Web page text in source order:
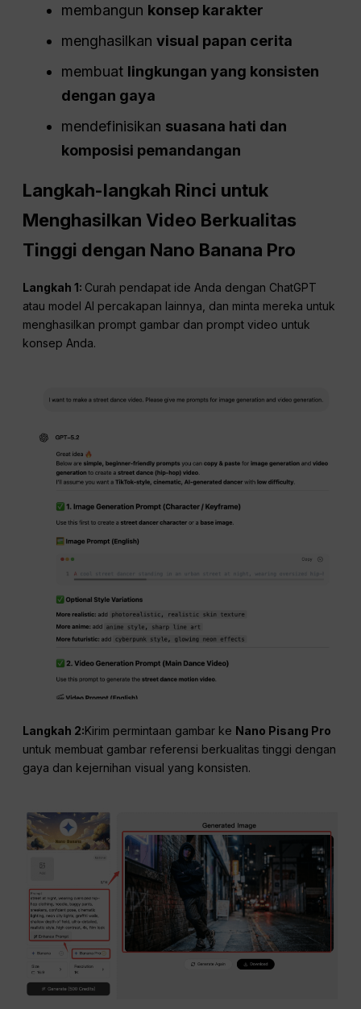
membangun konsep karakter
menghasilkanvisual papan cerita
membuat lingkungan yang konsisten
dengan gaya
mendefinisikan suasana hati dan
komposisi pemandangan
Langkah-langkah Rinci untuk
Menghasilkan Video Berkualitas
Tinggi dengan Nano Banana Pro
Langkah 1: Curah pendapat ide Anda dengan ChatGPT
atau model AI percakapan lainnya, dan minta mereka untuk
menghasilkan prompt gambar dan prompt video untuk
konsep Anda.
Langkah 2:Kirim permintaan gambar ke Nano Pisang Pro
untuk membuat gambar referensi berkualitas tinggi dengan
gaya dan kejernihan visual yang konsisten.